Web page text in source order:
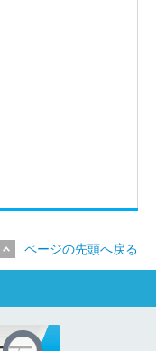
ページの先頭へ戻る